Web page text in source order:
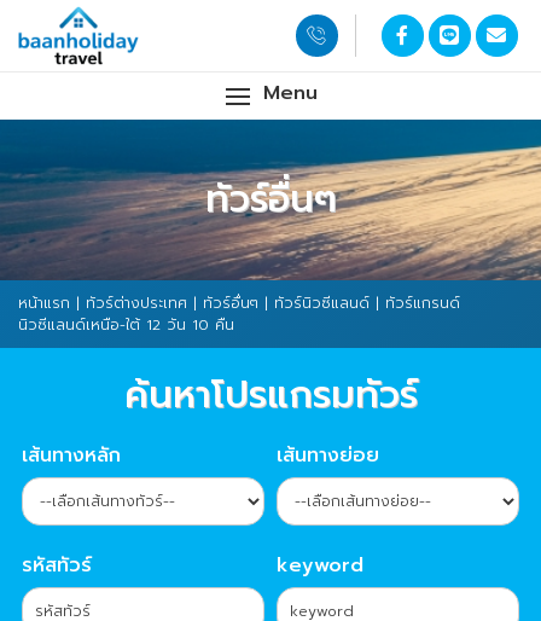
Menu
ทัวร์อื่นๆ
หน้าแรก | ทัวร์ต่างประเทศ | ทัวร์อื่นๆ | ทัวร์นิวซีแลนด์ | ทัวร์แกรนด์
นิวซีแลนด์เหนือ-ใต้ 12 วัน 10 คืน
ค้นหาโปรแกรมทัวร์
เส้นทางหลัก เส้นทางย่อย
รหัสทัวร์ keyword